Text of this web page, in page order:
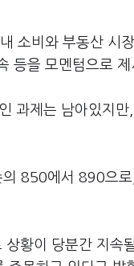
소비와 부동산 시
등을 모멘텀으로 제
과제는 남아있지
850에서 890으
황이 당분간 지